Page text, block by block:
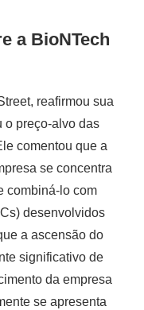
a BioNTech
reafirmou sua
o preço-alvo das
comentou que a
se concentra
combiná-lo com
desenvolvidos
a ascensão do
significativo de
da empresa
se apresenta